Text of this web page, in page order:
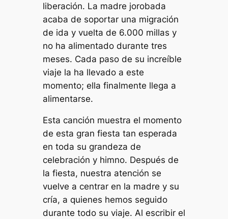
liberación. La madre jorobada
acaba de soportar una migración
de ida y vuelta de 6.000 millas y
no ha alimentado durante tres
meses. Cada paso de su increíble
viaje la ha llevado a este
momento; ella finalmente llega a
alimentarse.
Esta canción muestra el momento
de esta gran fiesta tan esperada
en toda su grandeza de
celebración y himno. Después de
la fiesta, nuestra atención se
vuelve a centrar en la madre y su
cría, a quienes hemos seguido
durante todo su viaje. Al escribir el